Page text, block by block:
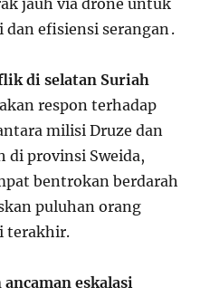
efisiensi serangan .
di selatan Suriah
respon terhadap
milisi Druze dan
di provinsi Sweida,
bentrokan berdarah
puluhan orang
terakhir.
eskalasi